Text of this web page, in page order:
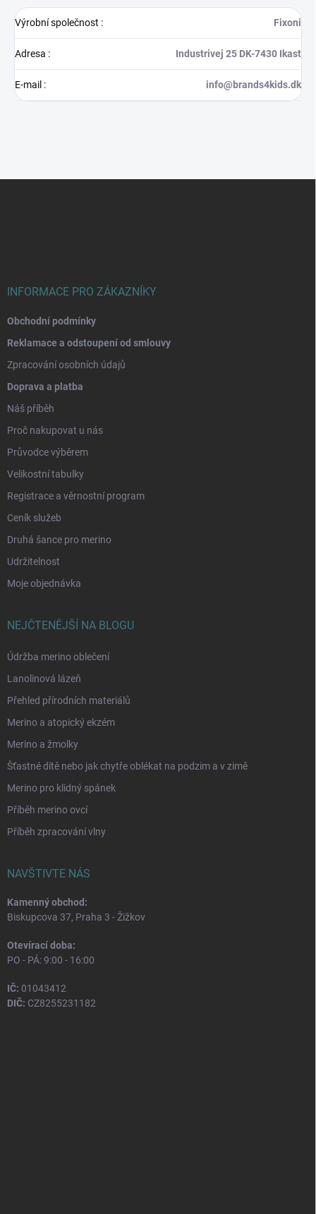
Výrobní společnost : Fixoni
Adresa : Industrivej 25 DK-7430 Ikast
E-mail : info@brands4kids.dk
INFORMACE PRO ZÁKAZNÍKY
Obchodní podmínky
Reklamace a odstoupení od smlouvy
Zpracování osobních údajů
Doprava a platba
Náš příběh
Proč nakupovat u nás
Průvodce výběrem
Velikostní tabulky
Registrace a věrnostní program
Ceník služeb
Druhá šance pro merino
Udržitelnost
Moje objednávka
NEJČTENĚJŠÍ NA BLOGU
Údržba merino oblečení
Lanolinová lázeň
Přehled přírodních materiálů
Merino a atopický ekzém
Merino a žmolky
Šťastné dítě nebo jak chytře oblékat na podzim a v zimě
Merino pro klidný spánek
Příběh merino ovcí
Příběh zpracování vlny
NAVŠTIVTE NÁS
Kamenný obchod:
Biskupcova 37, Praha 3 - Žižkov
Otevírací doba:
PO - PÁ: 9:00 - 16:00
IČ: 01043412
DIČ: CZ8255231182